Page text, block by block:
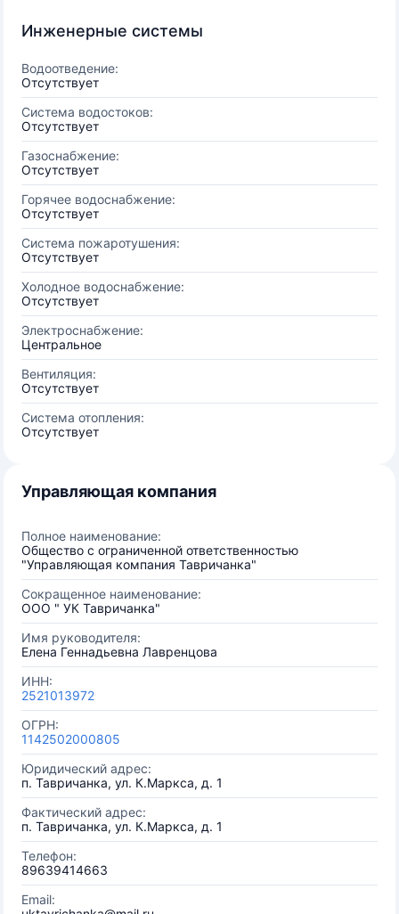
Инженерные системы
Водоотведение:
Отсутствует
Система водостоков:
Отсутствует
Газоснабжение:
Отсутствует
Горячее водоснабжение:
Отсутствует
Система пожаротушения:
Отсутствует
Холодное водоснабжение:
Отсутствует
Электроснабжение:
Центральное
Вентиляция:
Отсутствует
Система отопления:
Отсутствует
Управляющая компания
Полное наименование:
Общество с ограниченной ответственностью
"Управляющая компания Тавричанка"
Сокращенное наименование:
ООО " УК Тавричанка"
Имя руководителя:
Елена Геннадьевна Лавренцова
ИНН:
2521013972
ОГРН:
1142502000805
Юридический адрес:
п. Тавричанка, ул. К.Маркса, д. 1
Фактический адрес:
п. Тавричанка, ул. К.Маркса, д. 1
Телефон:
89639414663
Email: